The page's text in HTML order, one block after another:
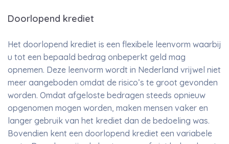
Doorlopend krediet
Het doorlopend krediet is een flexibele leenvorm waarbij
u tot een bepaald bedrag onbeperkt geld mag
opnemen. Deze leenvorm wordt in Nederland vrijwel niet
meer aangeboden omdat de risico’s te groot gevonden
worden. Omdat afgeloste bedragen steeds opnieuw
opgenomen mogen worden, maken mensen vaker en
langer gebruik van het krediet dan de bedoeling was.
Bovendien kent een doorlopend krediet een variabele